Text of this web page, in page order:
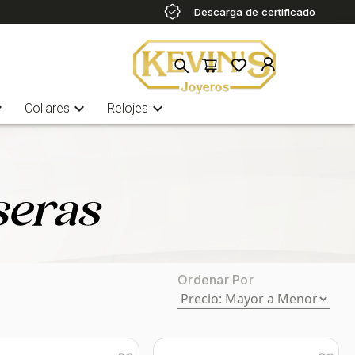
Descarga de certificado
Collares expand_more Relojes expand_more
Ordenar Por